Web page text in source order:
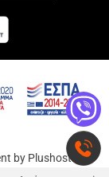
by Plushost.gr